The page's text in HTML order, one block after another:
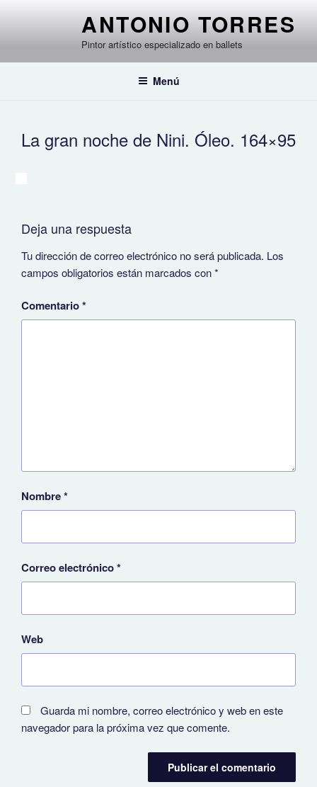
ANTONIO TORRES
Pintor artístico especializado en ballets
Menú
La gran noche de Nini. Óleo. 164×95
Deja una respuesta
Tu dirección de correo electrónico no será publicada. Los
campos obligatorios están marcados con*
Comentario*
Nombre*
Correo electrónico*
Web
Guarda mi nombre, correo electrónico y web en este
navegador para la próxima vez que comente.